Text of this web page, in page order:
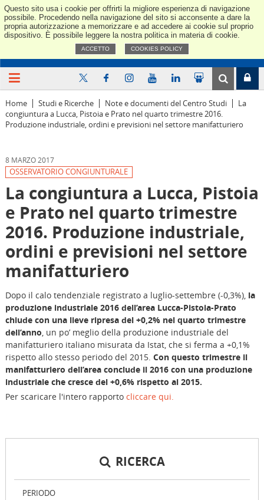
Questo sito usa i cookie per offrirti la migliore esperienza di navigazione
possibile. Procedendo nella navigazione del sito si acconsente a dare la
propria autorizzazione a memorizzare e ad accedere ai cookie sul proprio
dispositivo. È possibile leggere la nostra politica in materia di cookie.
ACCETTO COOKIES POLICY
Home Studi e Ricerche Note e documenti del Centro Studi
La
congiuntura a Lucca, Pistoia e Prato nel quarto trimestre 2016.
Produzione industriale, ordini e previsioni nel settore manifatturiero
8 MARZO 2017
OSSERVATORIO CONGIUNTURALE
La congiuntura a Lucca, Pistoia
e Prato nel quarto trimestre
2016. Produzione industriale,
ordini e previsioni nel settore
manifatturiero
Dopo il calo tendenziale registrato a luglio-settembre (-0,3%), la
produzione industriale 2016 dell’area Lucca-Pistoia-Prato
chiude con una lieve ripresa del +0,2% nel quarto trimestre
dell’anno , un po’ meglio della produzione industriale del
manifatturiero italiano misurata da Istat, che si ferma a +0,1%
rispetto allo stesso periodo del 2015. Con questo trimestre il
manifatturiero dell’area conclude il 2016 con una produzione
industriale che cresce del +0,6% rispetto al 2015.
Per scaricare l'intero rapporto cliccare qui.
RICERCA
PERIODO